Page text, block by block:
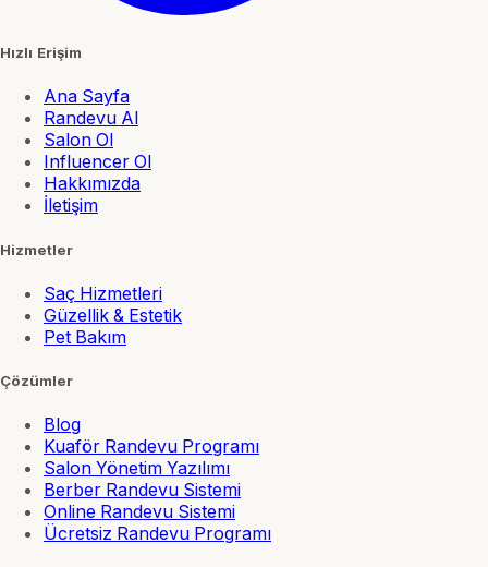
Hızlı Erişim
Ana Sayfa
Randevu Al
Salon Ol
Influencer Ol
Hakkımızda
İletişim
Hizmetler
Saç Hizmetleri
Güzellik & Estetik
Pet Bakım
Çözümler
Blog
Kuaför Randevu Programı
Salon Yönetim Yazılımı
Berber Randevu Sistemi
Online Randevu Sistemi
Ücretsiz Randevu Programı